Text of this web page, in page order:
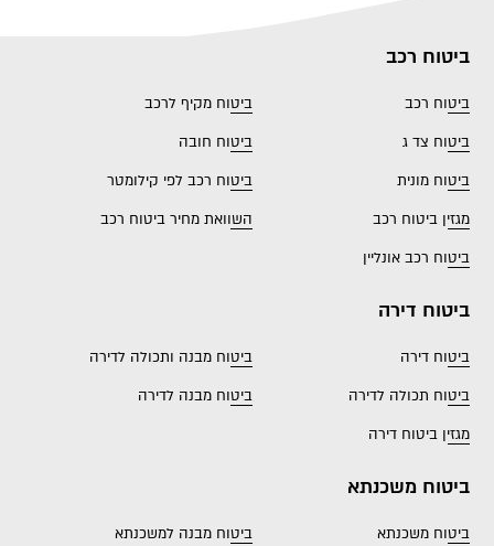
ביטוח רכב
ביטוח רכב
ביטוח מקיף לרכב
ביטוח צד ג
ביטוח חובה
ביטוח מונית
ביטוח רכב לפי קילומטר
מגזין ביטוח רכב
השוואת מחיר ביטוח רכב
ביטוח רכב אונליין
ביטוח דירה
ביטוח דירה
ביטוח מבנה ותכולה לדירה
ביטוח תכולה לדירה
ביטוח מבנה לדירה
מגזין ביטוח דירה
ביטוח משכנתא
ביטוח משכנתא
ביטוח מבנה למשכנתא